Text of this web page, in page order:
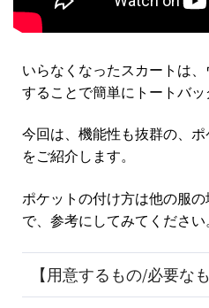
いらなくなったスカートは
することで簡単にトートバッ
今回は、機能性も抜群の、
をご紹介します。
ポケットの付け方は他の服
で、参考にしてみてください
【用意するもの/必要なも